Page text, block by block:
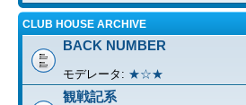
CLUB HOUSE ARCHIVE
BACK NUMBER
モデレータ: ★☆★
観戦記系